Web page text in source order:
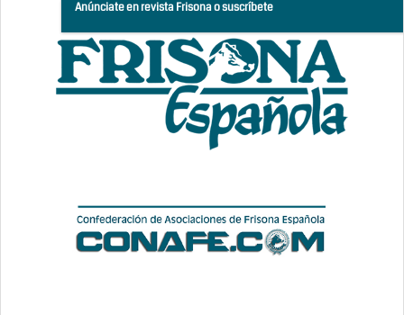
Anúnciate en revista Frisona o suscríbete